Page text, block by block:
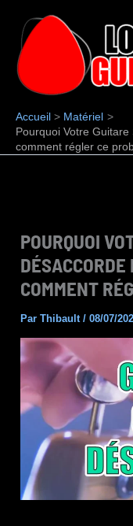
contenu
Accueil
Matériel
Pourquoi Votre
comment régler ce
POURQUOI
COMMENT
ParThibault/08/07/